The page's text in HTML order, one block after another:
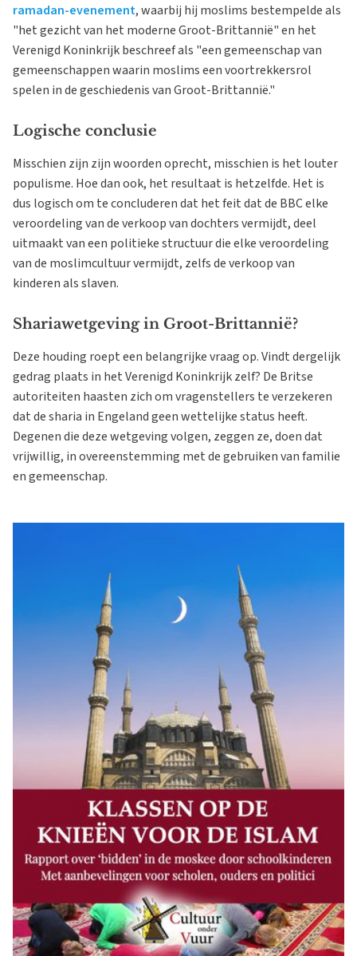
ramadan-evenement, waarbij hij moslims bestempelde als
"het gezicht van het moderne Groot-Brittannië" en het
Verenigd Koninkrijk beschreef als "een gemeenschap van
gemeenschappen waarin moslims een voortrekkersrol
spelen in de geschiedenis van Groot-Brittannië."
Logische conclusie
Misschien zijn zijn woorden oprecht, misschien is het louter
populisme. Hoe dan ook, het resultaat is hetzelfde. Het is
dus logisch om te concluderen dat het feit dat de BBC elke
veroordeling van de verkoop van dochters vermijdt, deel
uitmaakt van een politieke structuur die elke veroordeling
van de moslimcultuur vermijdt, zelfs de verkoop van
kinderen als slaven.
Shariawetgeving in Groot-Brittannië?
Deze houding roept een belangrijke vraag op. Vindt dergelijk
gedrag plaats in het Verenigd Koninkrijk zelf? De Britse
autoriteiten haasten zich om vragenstellers te verzekeren
dat de sharia in Engeland geen wettelijke status heeft.
Degenen die deze wetgeving volgen, zeggen ze, doen dat
vrijwillig, in overeenstemming met de gebruiken van familie
en gemeenschap.